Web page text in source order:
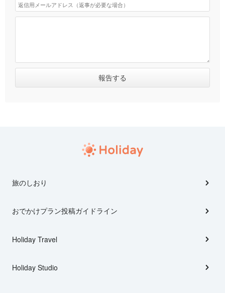
旅のしおり
おでかけプラン投稿ガイドライン
Holiday Travel
Holiday Studio